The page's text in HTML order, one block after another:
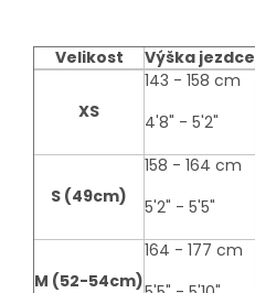
size-
Velikost Výška jezdce
XS
143 - 158 cm
4'8" - 5'2"
S (49cm)
158 - 164 cm
5'2" - 5'5"
M (52-54cm)
164 - 177 cm